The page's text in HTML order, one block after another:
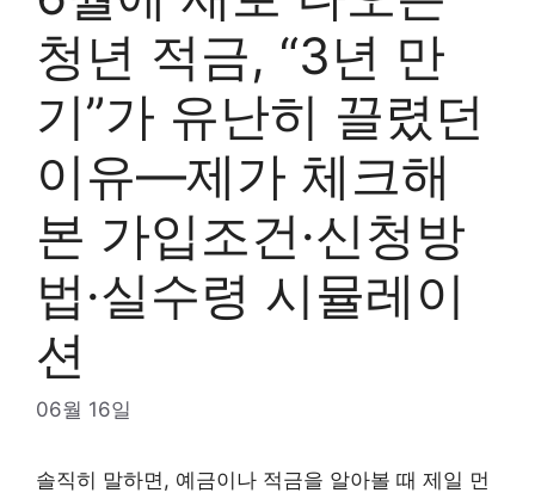
청년 적금, “3년 만
기”가 유난히 끌렸던
이유—제가 체크해
본 가입조건·신청방
법·실수령 시뮬레이
션
06월 16일
솔직히 말하면, 예금이나 적금을 알아볼 때 제일 먼